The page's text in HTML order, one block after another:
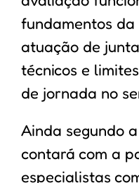
fundamentos
atuação de
técnicos e
de jornada no
Ainda segundo
contará com a
especialistas